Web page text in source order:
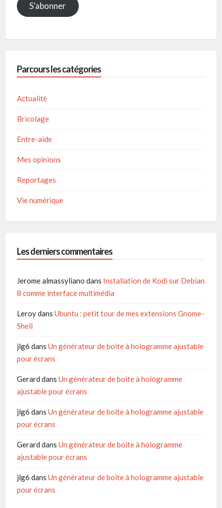
S'abonner
Parcours les catégories
Actualité
Bricolage
Entre-aide
Mes opinions
Reportages
Vie numérique
Les derniers commentaires
Jerome almassyliano dans Installation de Kodi sur Debian
8 comme interface multimédia
Leroydans Ubuntu : petit tour de mes extensions Gnome-
Shell
jlg6 dans Un générateur de boite à hologramme ajustable
pour écrans
Gerard dans Un générateur de boite à hologramme
ajustable pour écrans
jlg6 dans Un générateur de boite à hologramme ajustable
pour écrans
Gerard dans Un générateur de boite à hologramme
ajustable pour écrans
jlg6 dans Un générateur de boite à hologramme ajustable
pour écrans